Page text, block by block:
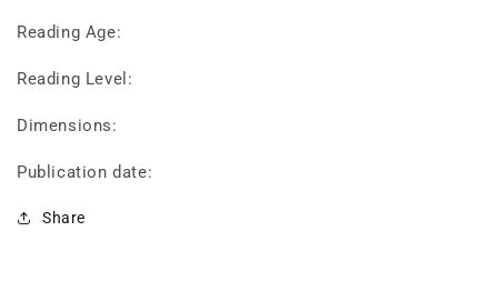
Reading Age:
Reading Level:
Dimensions:
Publication date:
Share